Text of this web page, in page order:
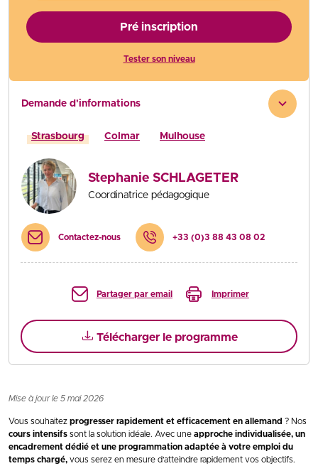
Pré inscription
Tester son niveau
Demande d'informations
Strasbourg Colmar Mulhouse
Stephanie SCHLAGETER
Coordinatrice pédagogique
Contactez-nous +33 (0)3 88 43 08 02
Partager par email Imprimer
Télécharger le programme
Mise à jour le 5 mai 2026
Vous souhaitez progresser rapidement et efficacement en allemand ? Nos
cours intensifs sont la solution idéale. Avec une approche individualisée, un
encadrement dédié et une programmation adaptée à votre emploi du
temps chargé, vous serez en mesure d’atteindre rapidement vos objectifs.